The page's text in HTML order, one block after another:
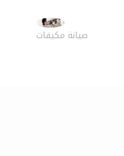
صيانة مكيفات